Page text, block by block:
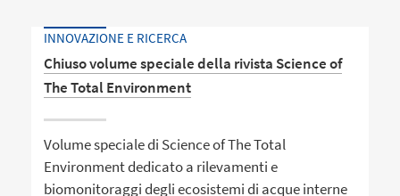
INNOVAZIONE E RICERCA
Chiuso volume speciale della rivista Science of
The Total Environment
Volume speciale di Science of The Total
Environment dedicato a rilevamenti e
biomonitoraggi degli ecosistemi di acque interne